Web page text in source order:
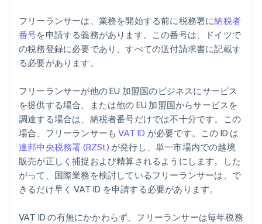
フリーランサーは、業務を開始する前に税務署に納税者
番号を申請する義務があります。この番号は、ドイツで
の税務登録に必要であり、すべての送付請求書に記載す
る必要があります。
フリーランサーが他の EU 加盟国のビジネスにサービス
を提供する場合、または他の EU 加盟国からサービスを
調達する場合は、納税者番号だけでは不十分です。この
場合、フリーランサーもVAT ID が必要です。この ID は
連邦中央税務署 (BZSt) が発行し、単一市場内での越境
販売が正しく捕捉および精算されるようにします。した
がって、国際業務を検討しているフリーランサーは、で
きるだけ早く VAT ID を申請する必要があります。
VAT ID の有無にかかわらず、フリーランサーは毎年税務